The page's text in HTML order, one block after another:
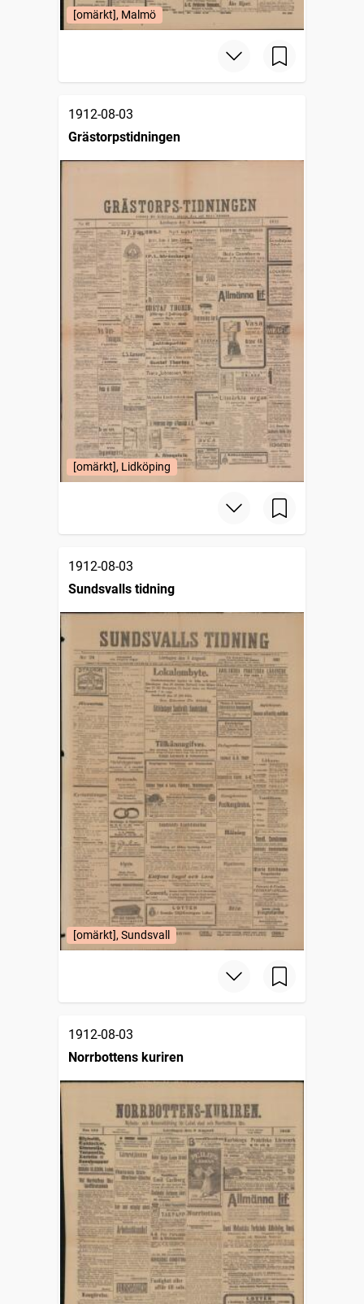
[omärkt], Malmö
1912-08-03
Grästorpstidningen
[omärkt], Lidköping
1912-08-03
Sundsvalls tidning
[omärkt], Sundsvall
1912-08-03
Norrbottens kuriren